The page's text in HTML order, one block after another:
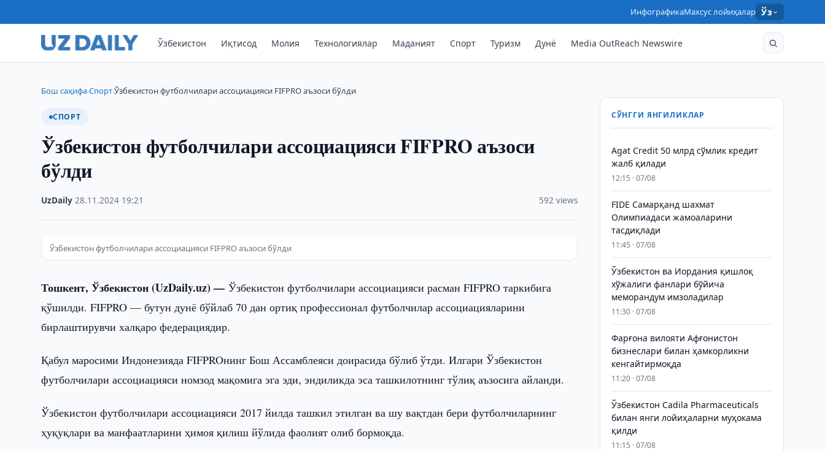
ИнфографикаМахсус лойиҳалар Ўз
Ўзбекистон Иқтисод Молия Технологиялар Маданият Спорт Туризм Дунё Media OutReach Newswire
Бош саҳифа›Спорт›Ўзбекистон футболчилари ассоциацияси FIFPRO аъзоси бўлди
СПОРТ
Ўзбекистон футболчилари ассоциацияси FIFPRO аъзоси
бўлди
UzDaily ·28.11.2024 19:21 592 views
Ўзбекистон футболчилари ассоциацияси FIFPRO аъзоси бўлди
Тошкент, Ўзбекистон (UzDaily.uz) — Ўзбекистон футболчилари ассоциацияси расман FIFPRO таркибига
қўшилди. FIFPRO — бутун дунё бўйлаб 70 дан ортиқ профессионал футболчилар ассоциацияларини
бирлаштирувчи халқаро федерациядир.
Қабул маросими Индонезияда FIFPROнинг Бош Ассамблеяси доирасида бўлиб ўтди. Илгари Ўзбекистон
футболчилари ассоциацияси номзод мақомига эга эди, эндиликда эса ташкилотнинг тўлиқ аъзосига айланди.
Ўзбекистон футболчилари ассоциацияси 2017 йилда ташкил этилган ва шу вақтдан бери футболчиларнинг
ҳуқуқлари ва манфаатларини ҳимоя қилиш йўлида фаолият олиб бормоқда.
СЎНГГИ ЯНГИЛИКЛАР
Agat Credit 50 млрд сўмлик кредит
жалб қилади
12:15 · 07/08
FIDE Самарқанд шахмат
Олимпиадаси жамоаларини
тасдиқлади
11:45 · 07/08
Ўзбекистон ва Иордания қишлоқ
хўжалиги фанлари бўйича
меморандум имзоладилар
11:30 · 07/08
Фарғона вилояти Афғонистон
бизнеслари билан ҳамкорликни
кенгайтирмоқда
11:20 · 07/08
Ўзбекистон Cadila Pharmaceuticals
билан янги лойиҳаларни муҳокама
қилди
11:15 · 07/08